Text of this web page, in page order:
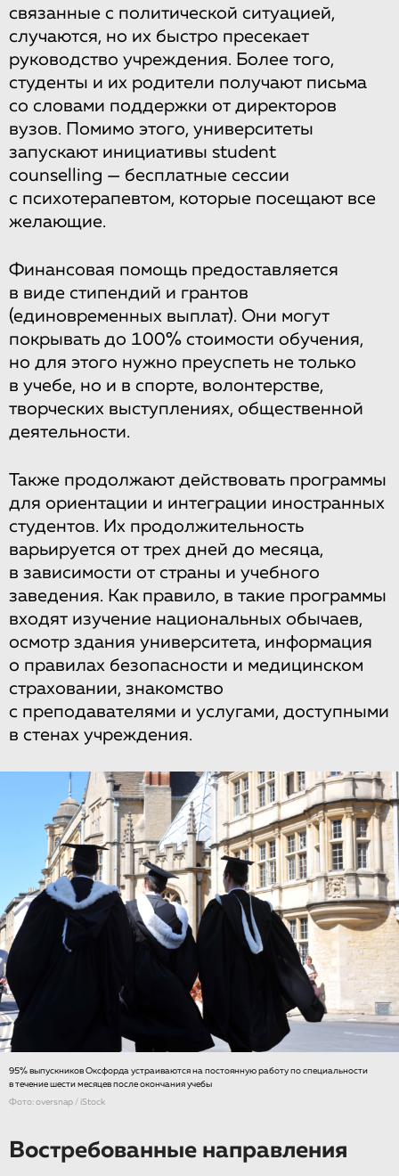
связанные с политической ситуацией,
случаются, но их быстро пресекает
руководство учреждения. Более того,
студенты и их родители получают письма
со словами поддержки от директоров
вузов. Помимо этого, университеты
запускают инициативы student
counselling — бесплатные сессии
с психотерапевтом, которые посещают все
желающие.
Финансовая помощь предоставляется
в виде стипендий и грантов
(единовременных выплат). Они могут
покрывать до 100% стоимости обучения,
но для этого нужно преуспеть не только
в учебе, но и в спорте, волонтерстве,
творческих выступлениях, общественной
деятельности.
Также продолжают действовать программы
для ориентации и интеграции иностранных
студентов. Их продолжительность
варьируется от трех дней до месяца,
в зависимости от страны и учебного
заведения. Как правило, в такие программы
входят изучение национальных обычаев,
осмотр здания университета, информация
о правилах безопасности и медицинском
страховании, знакомство
с преподавателями и услугами, доступными
в стенах учреждения.
95% выпускников Оксфорда устраиваются на постоянную работу по специальности
в течение шести месяцев после окончания учебы
Фото: oversnap / iStock
Востребованные направления